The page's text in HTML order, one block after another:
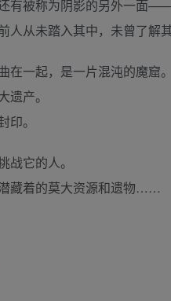
有被称为阴影的另外一面
从未踏入其中，未曾了解其
一起，是一片混沌的魔窟。
产。
。
它的人。
藏着的莫大资源和遗物……